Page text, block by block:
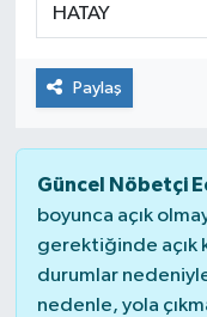
Paylaş
Güncel Nöbetçi
boyunca açık
gerektiğinde açık
durumlar
nedenle, yola